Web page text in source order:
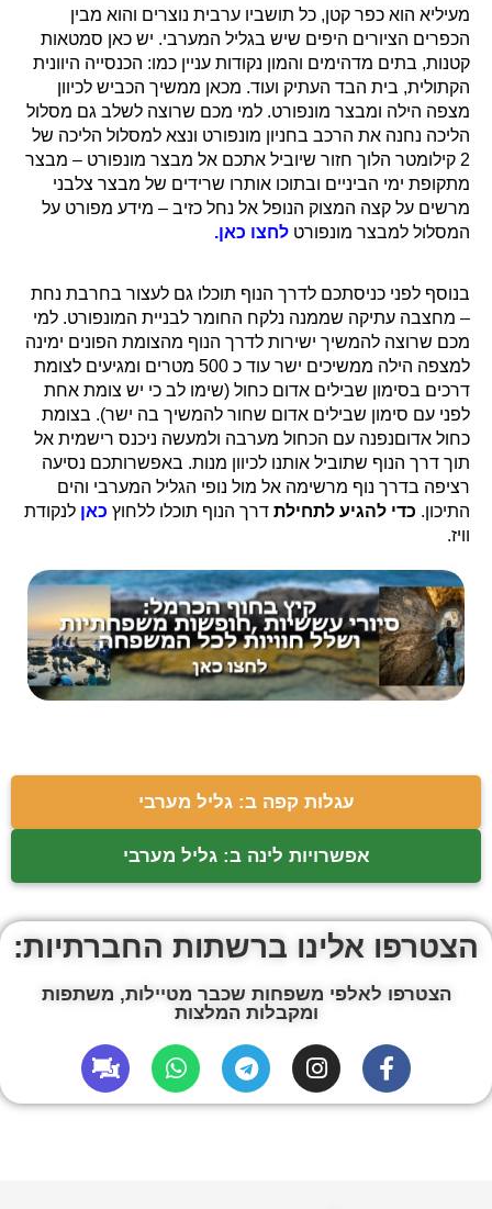
מעיליא הוא כפר קטן, כל תושביו ערבית נוצרים והוא מבין
הכפרים הציורים היפים שיש בגליל המערבי. יש כאן סמטאות
קטנות, בתים מדהימים והמון נקודות עניין כמו: הכנסייה היוונית
הקתולית, בית הבד העתיק ועוד. מכאן ממשיך הכביש לכיוון
מצפה הילה ומבצר מונפורט. למי מכם שרוצה לשלב גם מסלול
הליכה נחנה את הרכב בחניון מונפורט ונצא למסלול הליכה של
2 קילומטר הלוך חזור שיוביל אתכם אל מבצר מונפורט – מבצר
מתקופת ימי הביניים ובתוכו אותרו שרידים של מבצר צלבני
מרשים על קצה המצוק הנופל אל נחל כזיב – מידע מפורט על
המסלול למבצר מונפורט לחצו כאן.
בנוסף לפני כניסתכם לדרך הנוף תוכלו גם לעצור בחרבת נחת
– מחצבה עתיקה שממנה נלקח החומר לבניית המונפורט. למי
מכם שרוצה להמשיך ישירות לדרך הנוף מהצומת הפונים ימינה
למצפה הילה ממשיכים ישר עוד כ 500 מטרים ומגיעים לצומת
דרכים בסימון שבילים אדום כחול (שימו לב כי יש צומת אחת
לפני עם סימון שבילים אדום שחור להמשיך בה ישר). בצומת
כחול אדוםנפנה עם הכחול מערבה ולמעשה ניכנס רישמית אל
תוך דרך הנוף שתוביל אותנו לכיוון מנות. באפשרותכם נסיעה
רציפה בדרך נוף מרשימה אל מול נופי הגליל המערבי והים
התיכון. כדי להגיע לתחילת דרך הנוף תוכלו ללחוץ כאן לנקודת
וויז.
עגלות קפה ב: גליל מערבי
אפשרויות לינה ב: גליל מערבי
הצטרפו אלינו ברשתות החברתיות:
הצטרפו לאלפי משפחות שכבר מטיילות, משתפות
ומקבלות המלצות